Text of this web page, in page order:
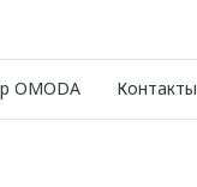
OMODA Контакты